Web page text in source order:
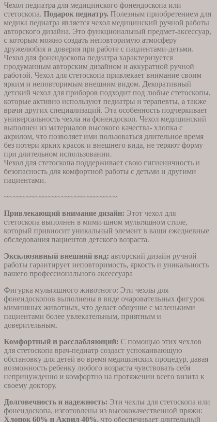
Чехол педиатра для медицинского фонендоскопа или
стетоскопа. Подарок педиатру. Полезным приобретением для
медика педиатра является чехол медицинский ручной работы
авторского дизайна. Это функциональный предмет-аксессуар,
с которым можно создать неповторимую атмосферу
дружелюбия и доверия при работе с пациентами-детьми.
Чехол для фонендоскопа педиатра характеризуется
продуманным авторским дизайном и аккуратной ручной
работой. Чехол для стетоскопа привлекает внимание своим
ярким и неповторимым внешним видом. Декоративный
детский чехол для приборов подходит под любые стетоскопы,
которые активно используют педиатры и терапевты, а также
врачи других специализаций. Эта особенность подчеркивает
универсальность чехла на фонендоскоп. Чехол медицинский
выполнен из материалов высокого качества- хлопка с
акрилом, что позволяет ими пользоваться длительное время
без потери ярких красок и внешнего вида, не теряют форму
при длительном использовании.
Чехол для стетоскопа поддерживает свою гигиеничность и
безопасность для комфортной работы с детьми и другими
пациентами.
~~~~~~~~~~~~~~~~~~~~~~~~~~
Привлекающий внимание дизайн: Этот чехол для
стетоскопа выполнен в мими-шном мультяшном стиле,
который привносит уникальный элемент в ваши ежедневные
обследования пациентов детского возраста.
Эксклюзивный внешний вид: авторский дизайн ручной
работы гарантирует неповторимость, яркость и уникальность
вашего профессионального аксессуара
Фигурка мультяшного животного: Эти чехлы для
фонендоскопов выполнены в виде очаровательных фигурок
мимишных животных, что делает общение с маленькими
пациентами более увлекательным, приятным и
доверительным.
Комфортный и расслабляющий: С помощью этих чехлов
для стетоскопа врач-педиатр создаст успокаивающую
обстановку для детей во время медицинских процедур, давая
возможность ребенку любого возраста чувствовать себя
непринужденно и комфортно на протяжении всего визита к
своему доктору.
Долговечность и надежность: Эти чехлы для стетоскопа или
фонендоскопа, изготовлены из высококачественной пряжи:
Хлопок 60% и Акрил 40%, что обеспечивает длительный